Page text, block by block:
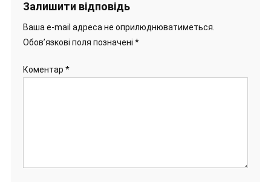
Залишити відповідь
Ваша e-mail адреса не оприлюднюватиметься.
Обов’язкові поля позначені *
Коментар *